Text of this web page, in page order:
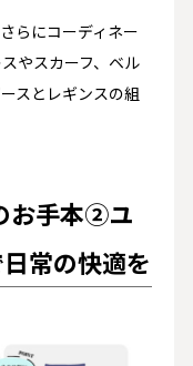
らにコーディネー
やスカーフ、ベル
スとレギンスの組
お手本②ユ
常の快適を